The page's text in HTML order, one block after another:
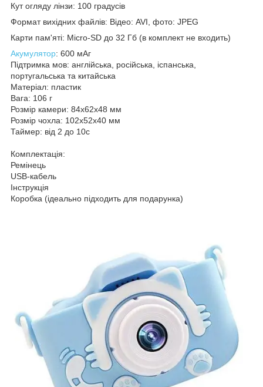
Кут огляду лінзи: 100 градусів
Формат вихідних файлів: Відео: AVI, фото: JPEG
Карти пам'яті: Micro-SD до 32 Гб (в комплект не входить)
Акумулятор: 600 мАг
Підтримка мов: англійська, російська, іспанська,
португальська та китайська
Матеріал: пластик
Вага: 106 г
Розмір камери: 84х62х48 мм
Розмір чохла: 102х52х40 мм
Таймер: від 2 до 10с
Комплектація:
Ремінець
USB-кабель
Інструкція
Коробка (ідеально підходить для подарунка)